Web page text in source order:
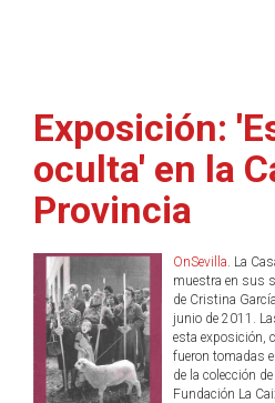
Exposición:
oculta' en la
Provincia
OnSevilla. La
muestra en sus
de Cristina
junio de 2011.
esta exposición,
fueron tomadas
de la colección
Fundación La